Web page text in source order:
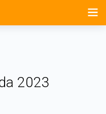
2023